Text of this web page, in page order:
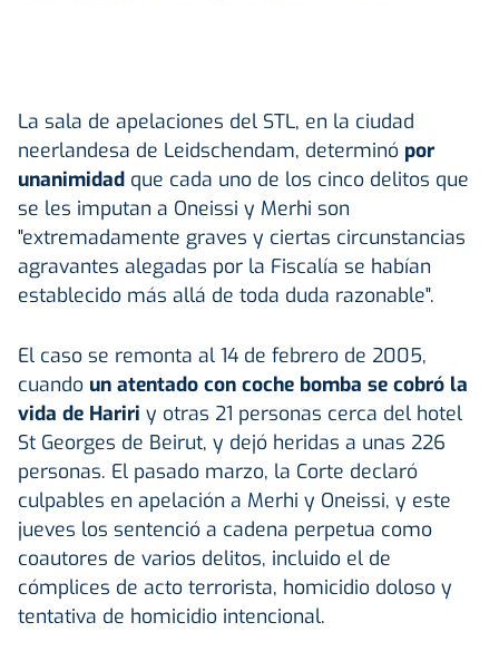
La sala de apelaciones del STL, en la ciudad
neerlandesa de Leidschendam, determinó por
unanimidad que cada uno de los cinco delitos que
se les imputan a Oneissi y Merhi son
"extremadamente graves y ciertas circunstancias
agravantes alegadas por la Fiscalía se habían
establecido más allá de toda duda razonable".
El caso se remonta al 14 de febrero de 2005,
cuando un atentado con coche bomba se cobró la
vida de Hariri y otras 21 personas cerca del hotel
St Georges de Beirut, y dejó heridas a unas 226
personas. El pasado marzo, la Corte declaró
culpables en apelación a Merhi y Oneissi, y este
jueves los sentenció a cadena perpetua como
coautores de varios delitos, incluido el de
cómplices de acto terrorista, homicidio doloso y
tentativa de homicidio intencional.